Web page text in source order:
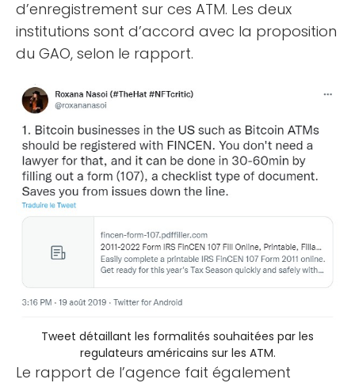
d’enregistrement sur ces ATM. Les deux
institutions sont d’accord avec la proposition
du GAO, selon le rapport.
Tweet détaillant les formalités souhaitées par les
regulateurs américains sur les ATM.
Le rapport de l’agence fait également